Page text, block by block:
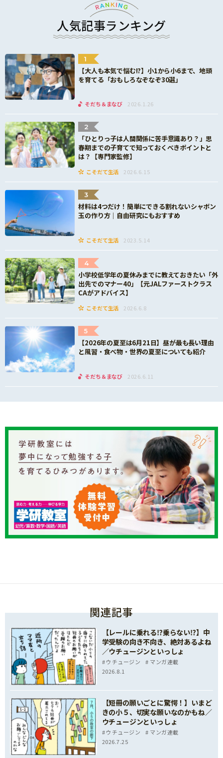
人気記事ランキング
1
【大人も本気で悩む!?】小1から小6まで、地頭
を育てる「おもしろなぞなぞ30選」
そだち＆まなび 2026.1.26
2
「ひとりっ子は人間関係に苦手意識あり？」思
春期までの子育てで知っておくべきポイントと
は？【専門家監修】
こそだて生活 2026.6.15
3
材料は4つだけ！簡単にできる割れないシャボン
玉の作り方｜自由研究にもおすすめ
こそだて生活 2023.5.14
4
小学校低学年の夏休みまでに教えておきたい「外
出先でのマナー40」【元JALファーストクラス
CAがアドバイス】
こそだて生活 2026.6.8
5
【2026年の夏至は6月21日】昼が最も長い理由
と風習・食べ物・世界の夏至についても紹介
そだち＆まなび 2026.6.11
関連記事
【レールに乗れる⁉乗らない⁉】中
学受験の向き不向き、絶対あるよね
／ウチュージンといっしょ
ウチュージン
マンガ連載
2026.8.1
【短冊の願いごとに驚愕！】いまど
きの小５、切実な願いなのかもね／
ウチュージンといっしょ
ウチュージン
マンガ連載
2026.7.25